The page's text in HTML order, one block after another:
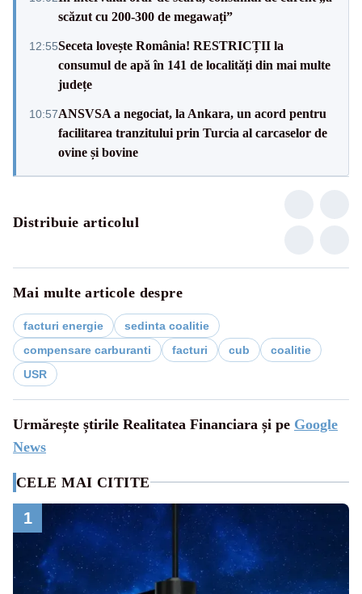
scăzut cu 200-300 de megawați”
12:55Seceta lovește România! RESTRICȚII la
consumul de apă în 141 de localități din mai multe
județe
10:57ANSVSA a negociat, la Ankara, un acord pentru
facilitarea tranzitului prin Turcia al carcaselor de
ovine și bovine
Distribuie articolul
Mai multe articole despre
facturi energie
sedinta coalitie
compensare carburanti
facturi cub
coalitie
USR
Urmărește știrile Realitatea Financiara și pe Google
News
CELE MAI CITITE
1